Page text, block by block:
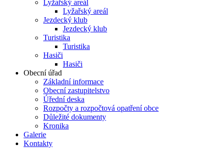
Lyžařský areál
Lyžařský areál
Jezdecký klub
Jezdecký klub
Turistika
Turistika
Hasiči
Hasiči
Obecní úřad
Základní informace
Obecní zastupitelstvo
Úřední deska
Rozpočty a rozpočtová opatření obce
Důležité dokumenty
Kronika
Galerie
Kontakty